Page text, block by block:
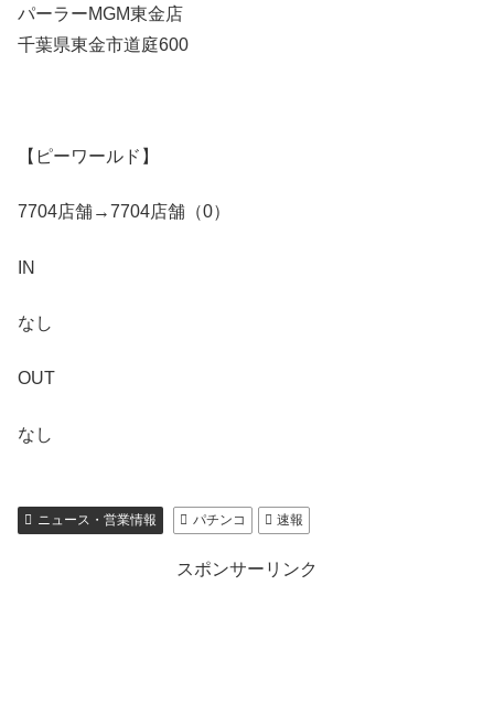
パーラーMGM東金店
千葉県東金市道庭600
【ピーワールド】
7704店舗→7704店舗（0）
IN
なし
OUT
なし
ニュース・営業情報 パチンコ 速報
スポンサーリンク